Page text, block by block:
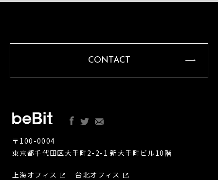
CONTACT
〒100-0004
東京都千代田区大手町2-2-1 新大手町ビル10階
上海オフィス 台北オフィス